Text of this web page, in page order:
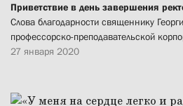
Приветствие в день завершения
Слова благодарности священнику
профессорско-преподавательской
27 января 2020